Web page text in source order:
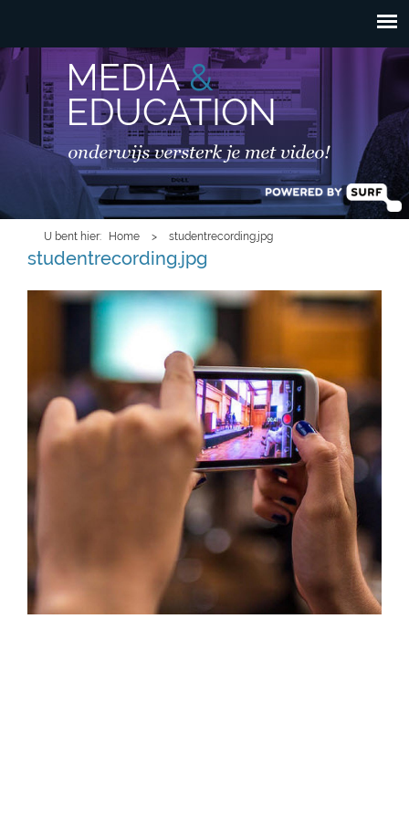
Overslaan en naar de
inhoud gaan
HOOFDMENU
U bent hier Home > studentrecording.jpg
studentrecording.jpg